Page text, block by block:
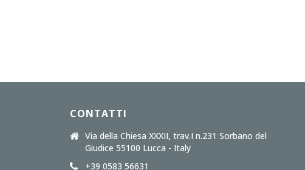
CONTATTI
Via della Chiesa XXXII, trav.I n.231 Sorbano del
Giudice 55100 Lucca - Italy
+39 0583 56631